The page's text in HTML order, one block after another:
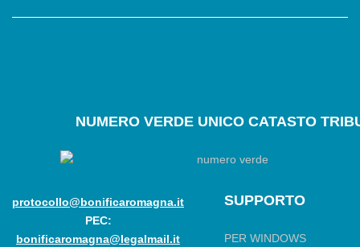
NUMEROVERDE UNICO CATASTO
protocollo@bonificaromagna.it
PEC:
bonificaromagna@legalmail.it
SUPPORTO
PER WINDOWS